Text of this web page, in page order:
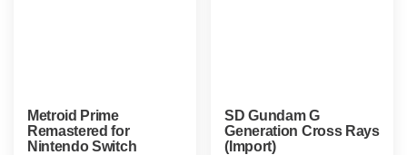
Metroid Prime
Remastered for
Nintendo Switch
SD Gundam G
Generation Cross Rays
(Import)